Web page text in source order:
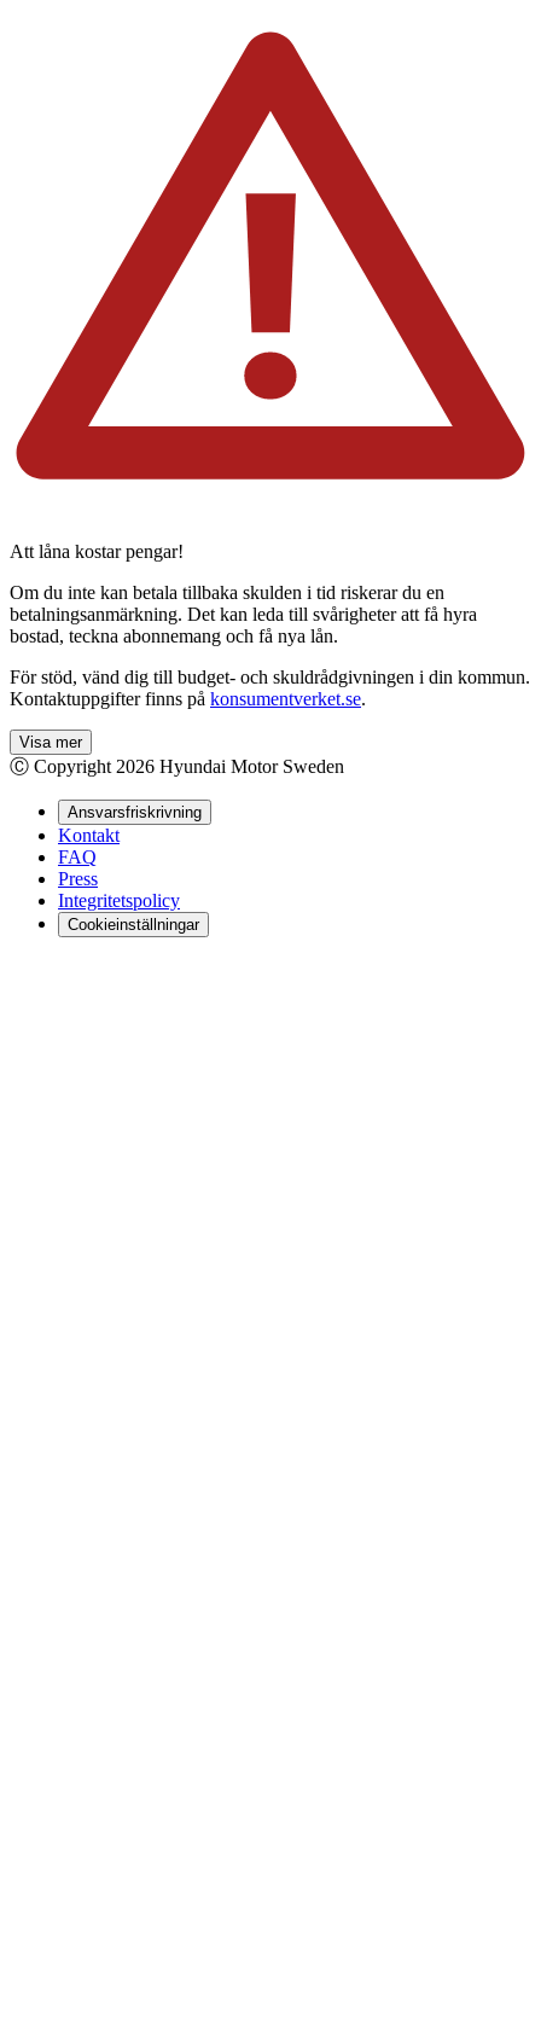
Att låna kostar pengar!
Om du inte kan betala tillbaka skulden i tid riskerar du en
betalningsanmärkning. Det kan leda till svårigheter att få hyra
bostad, teckna abonnemang och få nya lån.
För stöd, vänd dig till budget- och skuldrådgivningen i din kommun.
Kontaktuppgifter finns på konsumentverket.se.
Visa mer
Ⓒ Copyright 2026 Hyundai Motor Sweden
Ansvarsfriskrivning
Kontakt
FAQ
Press
Integritetspolicy
Cookieinställningar